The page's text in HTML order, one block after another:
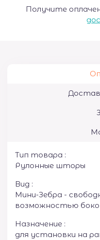
Получите
Тип товара :
Рулонные шторы
Вид :
Мини-Зебра -
возможностью
Назначение :
для установки на